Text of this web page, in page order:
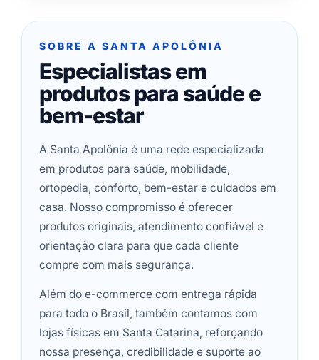
SOBRE A SANTA APOLÔNIA
Especialistas em
produtos para saúde e
bem-estar
A Santa Apolônia é uma rede especializada
em produtos para saúde, mobilidade,
ortopedia, conforto, bem-estar e cuidados em
casa. Nosso compromisso é oferecer
produtos originais, atendimento confiável e
orientação clara para que cada cliente
compre com mais segurança.
Além do e-commerce com entrega rápida
para todo o Brasil, também contamos com
lojas físicas em Santa Catarina, reforçando
nossa presença, credibilidade e suporte ao